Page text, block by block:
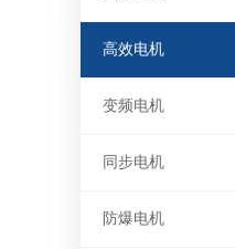
高效电机
变频电机
同步电机
防爆电机